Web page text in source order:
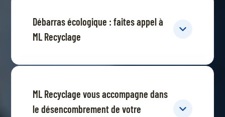
Débarras écologique : faites appel à
ML Recyclage
ML Recyclage vous accompagne dans
le désencombrement de votre